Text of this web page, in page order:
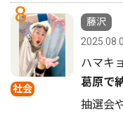
8
社会
藤沢
ハマキ
葛原で
抽選会